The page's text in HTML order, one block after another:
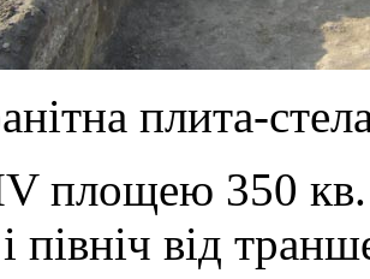
плита-
площею 350
північ від